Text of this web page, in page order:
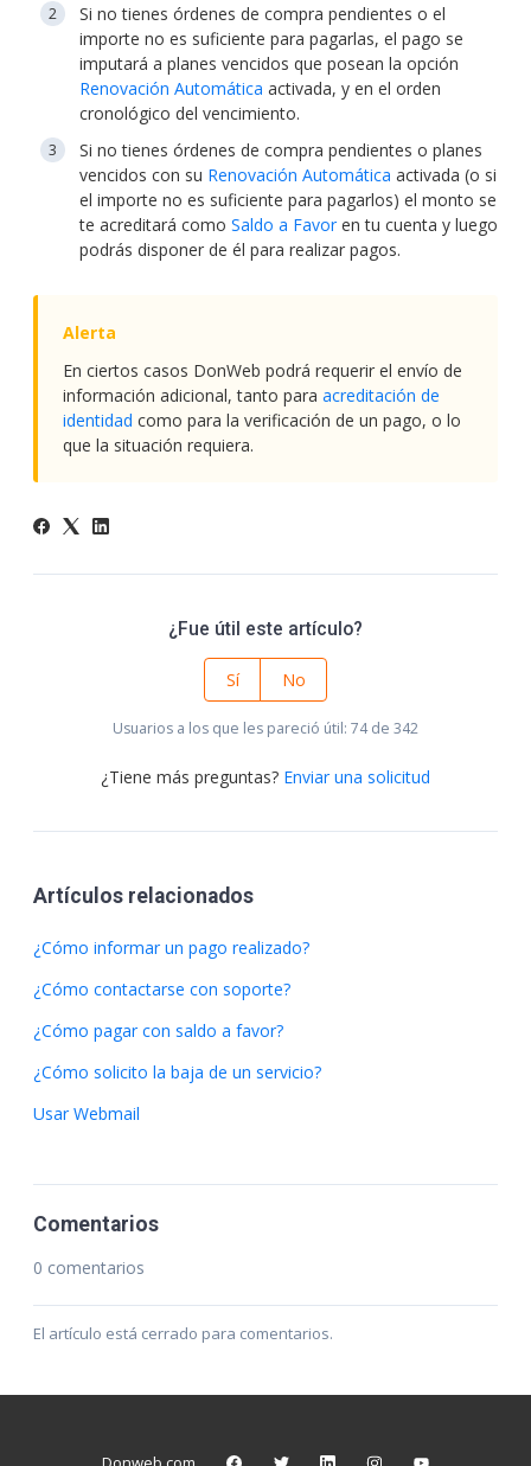
Si no tienes órdenes de compra pendientes o el
importe no es suficiente para pagarlas, el pago se
imputará a planes vencidos que posean la opción
Renovación Automática activada, y en el orden
cronológico del vencimiento.
Si no tienes órdenes de compra pendientes o planes
vencidos con su Renovación Automática activada (o si
el importe no es suficiente para pagarlos) el monto se
te acreditará como Saldo a Favor en tu cuenta y luego
podrás disponer de él para realizar pagos.
En ciertos casos DonWeb podrá requerir el envío de
información adicional, tanto para acreditación de
identidad como para la verificación de un pago, o lo
que la situación requiera.
¿Fue útil este artículo?
Sí No
Usuarios a los que les pareció útil: 74 de 342
¿Tiene más preguntas? Enviar una solicitud
Artículos relacionados
¿Cómo informar un pago realizado?
¿Cómo contactarse con soporte?
¿Cómo pagar con saldo a favor?
¿Cómo solicito la baja de un servicio?
Usar Webmail
Comentarios
0 comentarios
El artículo está cerrado para comentarios.